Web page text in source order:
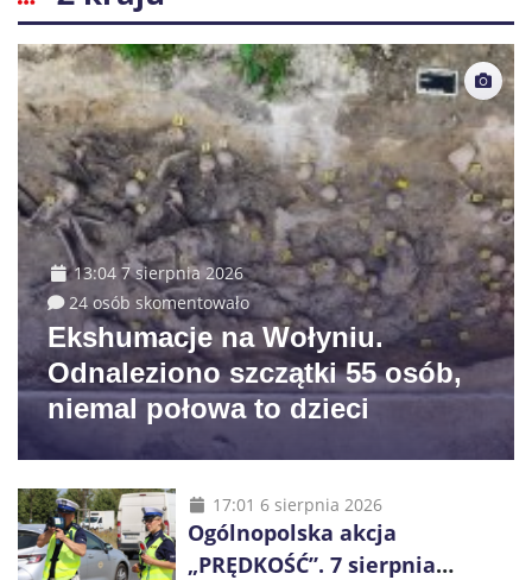
13:04 7 sierpnia 2026
24 osób skomentowało
Ekshumacje na Wołyniu.
Odnaleziono szczątki 55 osób,
niemal połowa to dzieci
17:01 6 sierpnia 2026
Ogólnopolska akcja
„PRĘDKOŚĆ”. 7 sierpnia